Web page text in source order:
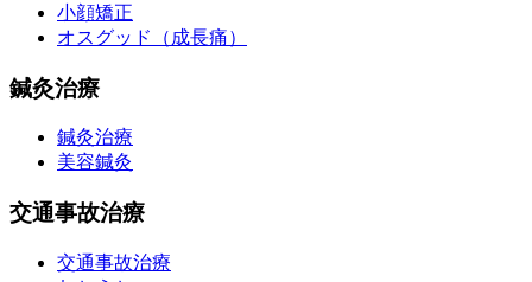
小顔矯正
オスグッド（成長痛）
鍼灸治療
鍼灸治療
美容鍼灸
交通事故治療
交通事故治療